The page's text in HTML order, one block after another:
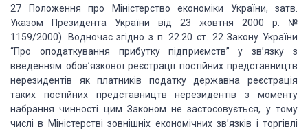
27 Положення про Міністерство економіки України, затв.
Указом Президента України від 23 жовтня 2000 р. №
1159/2000). Водночас згідно з п. 22.20 ст. 22 Закону України
“Про оподаткування прибутку підприємств” у зв’язку з
введенням обов’язкової реєстрації постійних представництв
нерезидентів як платників податку державна реєстрація
таких постійних представництв нерезидентів з моменту
набрання чинності цим Законом не застосовується, у тому
числі в Міністерстві зовнішніх економічних зв’язків і торгівлі